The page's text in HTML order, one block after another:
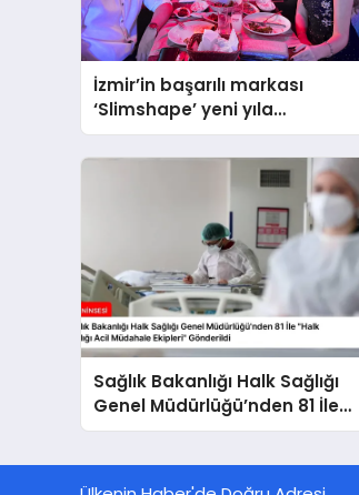
İzmir’in başarılı markası
‘Slimshape’ yeni yıla
müjdelerle girdi!
Sağlık Bakanlığı Halk Sağlığı
Genel Müdürlüğü’nden 81 İle
“Halk Sağlığı Acil Müdahale